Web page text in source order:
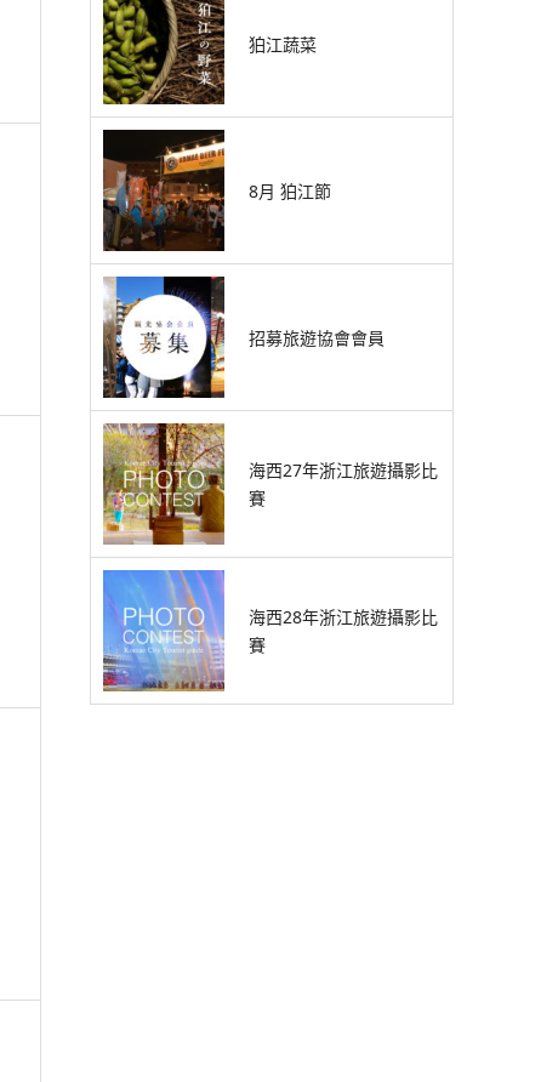
狛江蔬菜
8月 狛江節
招募旅遊協會會員
海西27年浙江旅遊攝影比
賽
海西28年浙江旅遊攝影比
賽